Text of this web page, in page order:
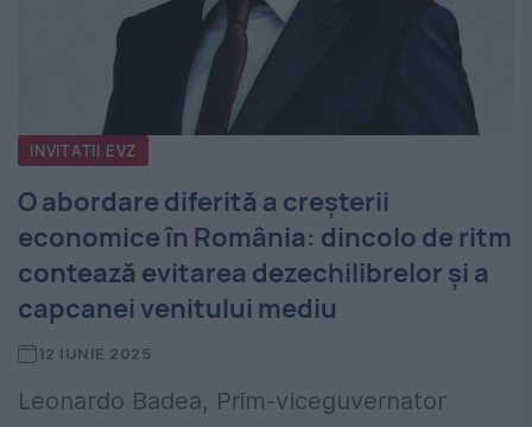
INVITATII EVZ
O abordare diferită a creșterii
economice în România: dincolo de ritm
contează evitarea dezechilibrelor și a
capcanei venitului mediu
12 IUNIE 2025
Leonardo Badea, Prim-viceguvernator